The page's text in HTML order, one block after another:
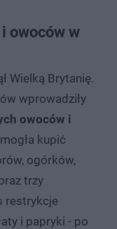
owoców w
Wielką Brytanię.
wprowadziły
owoców i
kupić
ogórków,
trzy
restrykcje
i papryki - po